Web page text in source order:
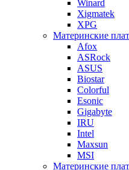
Winard
Xigmatek
XPG
Материнские
Afox
ASRock
ASUS
Biostar
Colorful
Esonic
Gigabyte
IRU
Intel
Maxsun
MSI
Материнские